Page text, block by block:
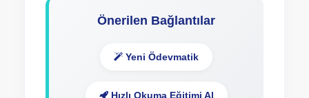
Önerilen Bağlantılar
Yeni Ödevmatik
Hızlı Okuma Eğitimi Al